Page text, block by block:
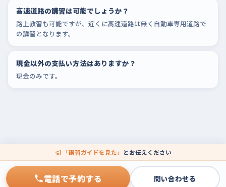
高速道路の講習は可能でしょうか？
路上教習も可能ですが、近くに高速道路は無く自動車専用道路で
の講習となります。
現金以外の支払い方法はありますか？
現金のみです。
「講習ガイドを見た」 とお伝えください
電話で予約する 問い合わせる